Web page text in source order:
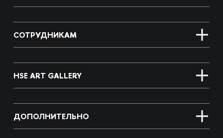
СОТРУДНИКАМ
HSE ART GALLERY
ДОПОЛНИТЕЛЬНО